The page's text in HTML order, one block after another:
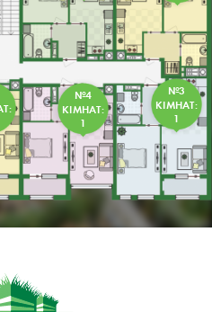
№3
КІМНАТ:
1
№4
КІМНАТ:
1